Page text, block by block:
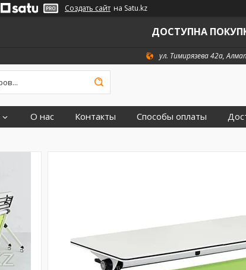
Создать сайт на Satu.kz
ДОСТУПНА
ул. Тимирязева 42а,
О нас Контакты Способы оплаты